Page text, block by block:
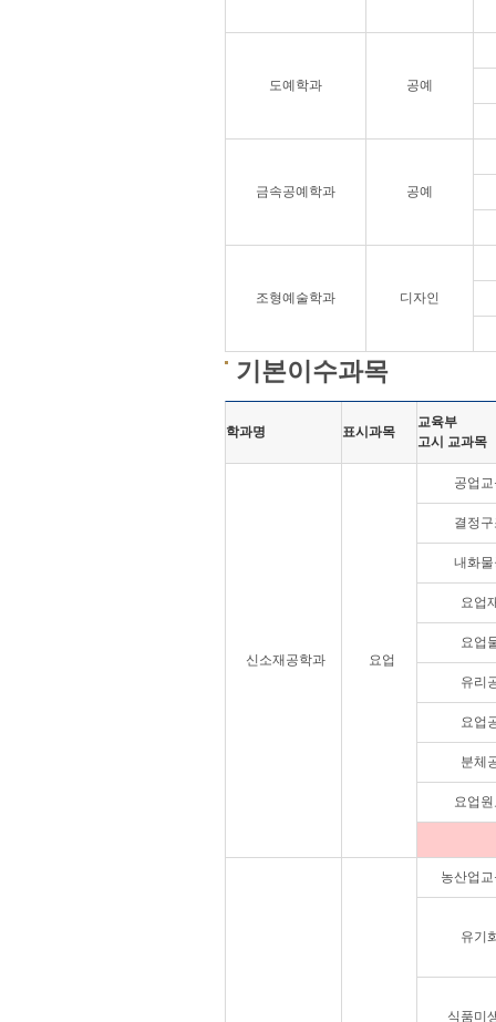
도예학과 공예
금속공예학과 공예
조형예술학과 디자인
기본이수과목
학과명 표시과목
교육부
고시 교과목
신소재공학과 요업
공업
결정
내화
요업
요업
유리
요업
분체
요업
농산업
유기
식품미